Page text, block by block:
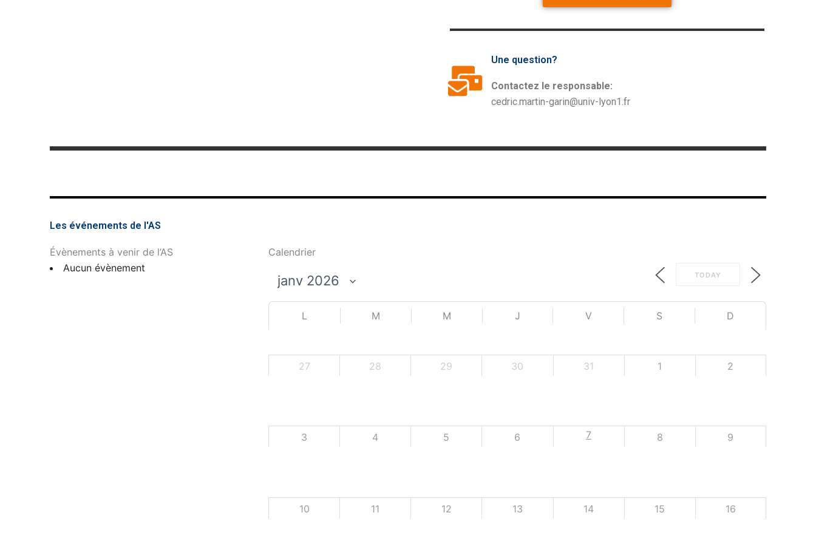
Une question?
Contactez le responsable:
cedric.martin-garin@univ-lyon1.fr
Les événements de l'AS
Évènements à venir de l’AS
Aucun évènement
Calendrier
TODAY
L M M J V S D
27 28 29 30 31 1 2
3 4 5 6 7 8 9
10 11 12 13 14 15 16